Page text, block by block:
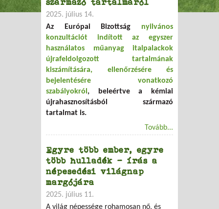
2025. július 14.
Az Európai Bizottság nyilvános
konzultációt indított az egyszer
használatos műanyag italpalackok
újrafeldolgozott tartalmának
kiszámítására, ellenőrzésére és
bejelentésére vonatkozó
szabályokról , beleértve a kémiai
újrahasznosításból származó
tartalmat is.
Tovább...
Egyre több ember, egyre
több hulladék – írás a
népesedési világnap
margójára
2025. július 11.
A világ népessége rohamosan nő, és